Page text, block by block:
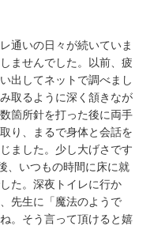
通いの日々が続いていま
ませんでした。以前、疲
出してネットで調べまし
取るように深く頷きなが
箇所針を打った後に両手
り、まるで身体と会話を
ました。少し大げさです
、いつもの時間に床に就
た。深夜トイレに行か
先生に「魔法のようで
。そう言って頂けると嬉